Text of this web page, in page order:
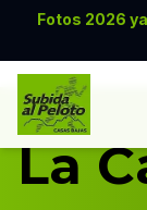
Fotos 2026
La